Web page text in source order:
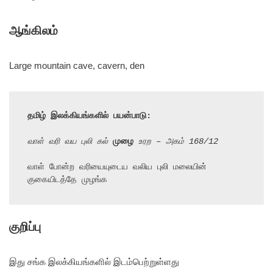
ஆங்கிலம்
Large mountain cave, cavern, den
தமிழ் இலக்கியங்களில் பயன்பாடு:
வாள் வரி வய புலி கல் முழை உரற – அகம் 168/12
வாள் போன்ற வரியையுடைய வலிய புலி மலையின்
குகையிடத்தே முழங்க
குறிப்பு
இது சங்க இலக்கியங்களில் இடம்பெற்றுள்ளது